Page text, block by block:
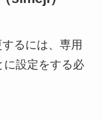
るには、専用
に設定をする必